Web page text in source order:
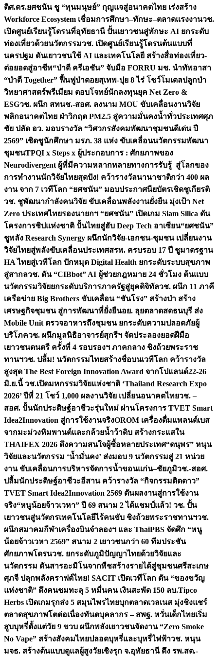
ติศ.ดร.ยศชนัน ชู “ทุนมนุษย์” กุญแจสู่อนาคตไทย เร่งสร้าง
Workforce Ecosystem เชื่อมการศึกษา–ทักษะ–ตลาดแรงงานวช.
เปิดศูนย์เรียนรู้โดรนที่อุทัยธานี ปั้นเยาวชนสู่ทักษะ AI ยกระดับ
ท่องเที่ยวด้วยนวัตกรรมวช. เปิดศูนย์เรียนรู้โดรนต้นแบบที่
นครปฐม ดันเยาวชนใช้ AI และเทคโนโลยี สร้างสื่อท่องเที่ยว-
ต่อยอดสู่อาชีพ“ป่าดี ครีเอชัน” จับมือ FORRU มช. นำทัพอาสา
“ป่าดี Together” ฟื้นฟูป่าดอยสุเทพ-ปุย 8 ไร่ โชว์โมเดลปลูกป่า
วิทยาศาสตร์พรีเมียม ตอบโจทย์นักลงทุนยุค Net Zero &
ESGวช. ผนึก สทนช.-สอศ. ลงนาม MOU ขับเคลื่อนงานวิจัย
พลิกอนาคตไทย ฝ่าวิกฤต PM2.5 สู่ความมั่นคงน้ำทั่วประเทศศุภ
ชัย ปลัด อว. มอบรางวัล “วิศวกรสังคมพัฒนาชุมชนดีเด่น ปี
2569” เชิดชูนักศึกษา มรภ. 38 แห่ง ขับเคลื่อนนวัตกรรมพัฒนา
ชุมชนTPQI x Steps x ผู้ประกอบการ : ศักยภาพของ
Neurodivergent ผู้ที่มีความหลากหลายทางการรับรู้ สู่โลกของ
การทำงานนักวิจัยไทยสุดปัง! คว้ารางวัลนานาชาติกว่า 400 ผล
งาน จาก 7 เวทีโลก “ยศชนัน” มอบประกาศนียบัตรเชิดชูเกียรติ
วช. ชูพัฒนากำลังคนวิจัย ขับเคลื่อนพลังงานยั่งยืน มุ่งเป้า Net
Zero ประเทศไทยรองนายกฯ “ยศชนัน” เปิดเกม Siam Silica ดัน
โครงการชิปแห่งชาติ ปั้นไทยสู่ฮับ Deep Tech อาเซียน“ยศชนัน”
ชูพลัง Research Synergy ผนึกนักวิจัย-เอกชน-ชุมชน เปลี่ยนงาน
วิจัยไทยสู่พลังขับเคลื่อนประเทศสรพ. ครบรอบ 17 ปี ชูมาตรฐาน
HA ไทยสู่เวทีโลก ปักหมุด Digital Health ยกระดับระบบสุขภาพ
สู่สากลวช. ดัน “CIBbot” AI ผู้ช่วยกฎหมาย 24 ชั่วโมง ต้นแบบ
นวัตกรรมวิจัยยกระดับบริการภาครัฐสู่ยุคดิจิทัลวช. ผนึก 11 ภาคี
เครือข่าย Big Brothers ขับเคลื่อน “ชันโรง” สร้างป่า สร้าง
เศรษฐกิจชุมชน สู่การพัฒนาที่ยั่งยืนอย. ลุยตลาดสดธนบุรี ส่ง
Mobile Unit ตรวจอาหารถึงชุมชน ยกระดับความปลอดภัยผู้
บริโภควช. ผนึกมูลนิธิอาจารย์สุกรีฯ จัดประลองยอดฝีมือ
เยาวชนดนตรี ครั้งที่ 4 รอบรองฯ ภาคกลาง ชิงถ้วยพระราช
ทานฯวช. ปลื้ม! นวัตกรรมไทยสร้างชื่อบนเวทีโลก คว้ารางวัล
สูงสุด The Best Foreign Innovation Award จากโปแลนด์22-26
มิ.ย.นี้ วช.เปิดมหกรรมวิจัยแห่งชาติ ‘Thailand Research Expo
2026’ ปีที่ 21 โชว์ 1,000 ผลงานวิจัย เปลี่ยนอนาคตไทยวช. –
สอศ. ปั้นนักประดิษฐ์อาชีวะรุ่นใหม่ ผ่านโครงการ TVET Smart
Idea2Innovation สู่การใช้งานจริงOROM เครื่องดื่มแพลนต์เบส
จากมะม่วงหิมพานต์และกล้วยน้ำว้าดิบ สร้างกระแสใน
THAIFEX 2026 ดึงความสนใจผู้ซื้อหลายประเทศ“ดนุพร” หนุน
วิจัยและนวัตกรรม ‘น้ำมั่นคง’ ส่งมอบ 9 นวัตกรรมสู่ 21 หน่วย
งาน ขับเคลื่อนการบริหารจัดการน้ำขอนแก่น–ชัยภูมิวช.-สอศ.
ปลื้มนักประดิษฐ์อาชีวะอีสาน คว้ารางวัล “กิจกรรมติดดาว”
TVET Smart Idea2Innovation 2569 ดันผลงานสู่การใช้งาน
จริง“หนูน้อยจ้าวเวหา” ปี 69 สนาม 2 ได้แชมป์แล้ว! วช. ปั้น
เยาวชนสู่นวัตกรเทคโนโลยีไร้คนขับ ชิงถ้วยพระราชทานฯวช.
ผนึกสมาคมกีฬาเครื่องบินจำลองฯ และ ThaiPBS จัดศึก “หนู
น้อยจ้าวเวหา 2569” สนาม 2 เยาวชนกว่า 60 ทีมประชัน
ศักยภาพโดรนวช. ยกระดับภูมิปัญญาไทยด้วยวิจัยและ
นวัตกรรม ดันสารอะมิโนจากพืชสร้างรายได้สู่ชุมชนศรีสะเกษ
ศุภจี ปลุกพลังคราฟต์ไทย! SACIT เปิดเวทีโลก ดัน “ของขวัญ
แห่งชาติ” ดึงคนชมทะลุ 5 หมื่นคน เงินสะพัด 150 ลบ.Tipco
Herbs เปิดเกมรุกส่ง 5 สมุนไพรไทยบุกตลาดเวลเนส มุ่งชิงแชร์
ตลาดสุขภาพโตต่อเนื่องทันตบุคลากร – สพฐ. หวั่นเด็กไทยเริ่ม
สูบบุหรี่ตั้งแต่วัย 9 ขวบ ผนึกพลังเยาวชนจัดงาน “Zero Smoke
No Vape” สร้างสังคมไทยปลอดบุหรี่และบุหรี่ไฟฟ้าวช. หนุน
มจธ. สร้างต้นแบบดูแลผู้สูงวัยเชิงรุก จ.อุทัยธานี ดึง รพ.สต.-